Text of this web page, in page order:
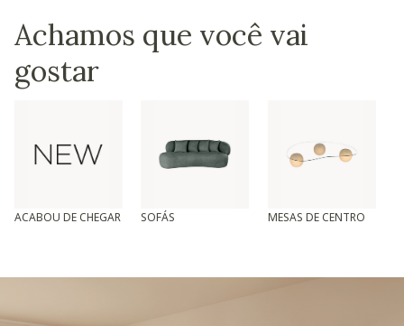
Achamos que você vai
gostar
ACABOU DE CHEGAR SOFÁS MESAS DE CENTRO